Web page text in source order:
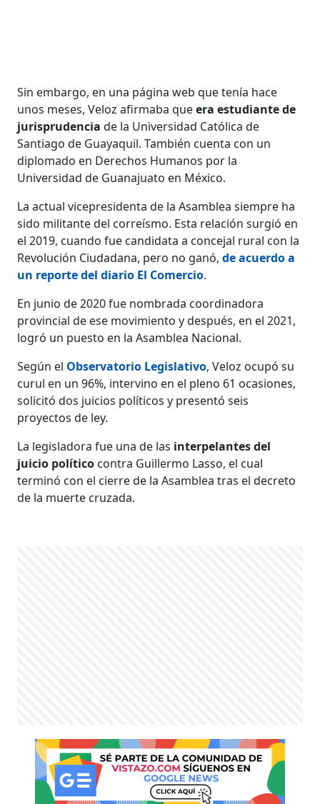
Sin embargo, en una página web que tenía hace
unos meses, Veloz afirmaba queera estudiante de
jurisprudenciade la Universidad Católica de
Santiago de Guayaquil. También cuenta con un
diplomado en Derechos Humanos por la
Universidad de Guanajuato en México.
La actual vicepresidenta de la Asamblea siempre ha
sido militante del correísmo. Esta relación surgió en
el 2019, cuando fue candidata a concejal rural con la
Revolución Ciudadana, pero no ganó,de acuerdo a
un reporte del diario El Comercio.
En junio de 2020 fue nombrada coordinadora
provincial de ese movimiento y después, en el 2021,
logró un puesto en la Asamblea Nacional.
Según el Observatorio Legislativo, Veloz ocupó su
curul en un 96%, intervino en el pleno 61 ocasiones,
solicitó dos juicios políticos y presentó seis
proyectos de ley.
La legisladora fue una de las interpelantes del
juicio político contra Guillermo Lasso, el cual
terminó con el cierre de la Asamblea tras el decreto
de la muerte cruzada.